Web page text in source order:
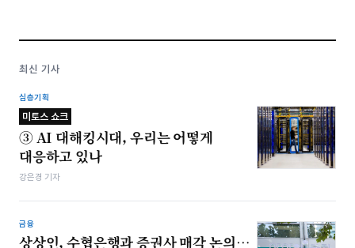
최신 기사
심층기획
미토스 쇼크
③ AI 대해킹시대, 우리는 어떻게
대응하고 있나
강은경 기자
금융
상상인, 수협은행과 증권사 매각 논의…